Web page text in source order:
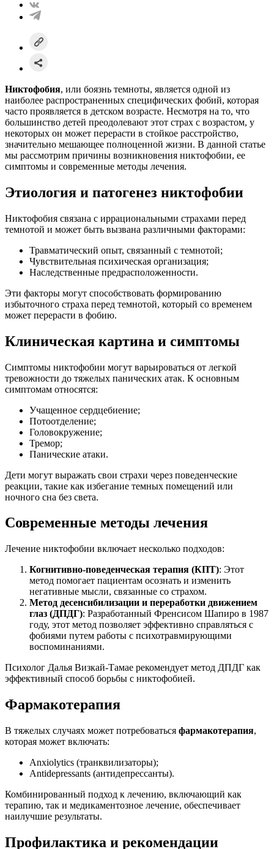
Никтофобия, или боязнь темноты, является одной из
наиболее распространенных специфических фобий, которая
часто проявляется в детском возрасте. Несмотря на то, что
большинство детей преодолевают этот страх с возрастом, у
некоторых он может перерасти в стойкое расстройство,
значительно мешающее полноценной жизни. В данной статье
мы рассмотрим причины возникновения никтофобии, ее
симптомы и современные методы лечения.
Этиология и патогенез никтофобии
Никтофобия связана с иррациональными страхами перед
темнотой и может быть вызвана различными факторами:
Травматический опыт, связанный с темнотой;
Чувствительная психическая организация;
Наследственные предрасположенности.
Эти факторы могут способствовать формированию
избыточного страха перед темнотой, который со временем
может перерасти в фобию.
Клиническая картина и симптомы
Симптомы никтофобии могут варьироваться от легкой
тревожности до тяжелых панических атак. К основным
симптомам относятся:
Учащенное сердцебиение;
Потоотделение;
Головокружение;
Тремор;
Панические атаки.
Дети могут выражать свои страхи через поведенческие
реакции, такие как избегание темных помещений или
ночного сна без света.
Современные методы лечения
Лечение никтофобии включает несколько подходов:
Когнитивно-поведенческая терапия (КПТ): Этот
метод помогает пациентам осознать и изменить
негативные мысли, связанные со страхом.
Метод десенсибилизации и переработки движением
глаз (ДПДГ): Разработанный Френсисом Шапиро в 1987
году, этот метод позволяет эффективно справляться с
фобиями путем работы с психотравмирующими
воспоминаниями.
Психолог Далья Визкай-Тамае рекомендует метод ДПДГ как
эффективный способ борьбы с никтофобией.
Фармакотерапия
В тяжелых случаях может потребоваться фармакотерапия,
которая может включать:
Anxiolytics (транквилизаторы);
Antidepressants (антидепрессанты).
Комбинированный подход к лечению, включающий как
терапию, так и медикаментозное лечение, обеспечивает
наилучшие результаты.
Профилактика и рекомендации